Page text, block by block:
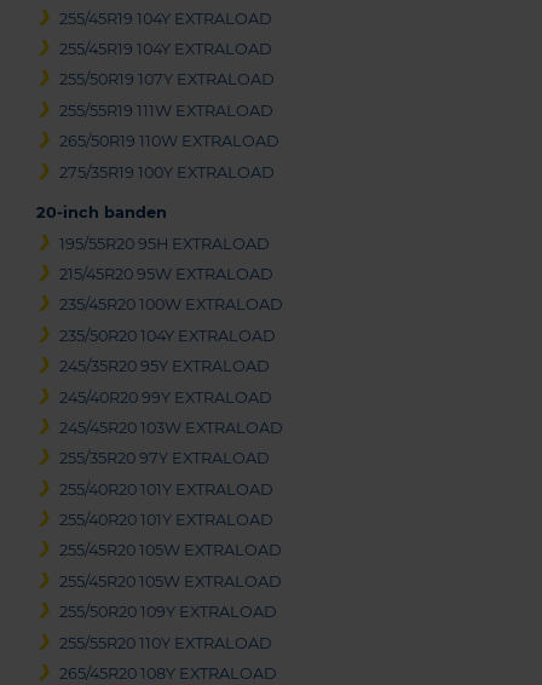
255/45R19 104Y EXTRALOAD
255/45R19 104Y EXTRALOAD
255/50R19 107Y EXTRALOAD
255/55R19 111W EXTRALOAD
265/50R19 110W EXTRALOAD
275/35R19 100Y EXTRALOAD
20-inch banden
195/55R20 95H EXTRALOAD
215/45R20 95W EXTRALOAD
235/45R20 100W EXTRALOAD
235/50R20 104Y EXTRALOAD
245/35R20 95Y EXTRALOAD
245/40R20 99Y EXTRALOAD
245/45R20 103W EXTRALOAD
255/35R20 97Y EXTRALOAD
255/40R20 101Y EXTRALOAD
255/40R20 101Y EXTRALOAD
255/45R20 105W EXTRALOAD
255/45R20 105W EXTRALOAD
255/50R20 109Y EXTRALOAD
255/55R20 110Y EXTRALOAD
265/45R20 108Y EXTRALOAD